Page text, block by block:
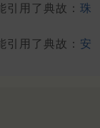
引用了典故： 珠
引用了典故： 安